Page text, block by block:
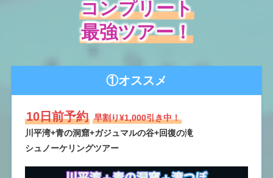
コンプリート
最強ツアー！
①オススメ
10日前予約 早割り¥1,000引き中！
川平湾+青の洞窟+ガジュマルの谷+回復の滝
シュノーケリングツアー